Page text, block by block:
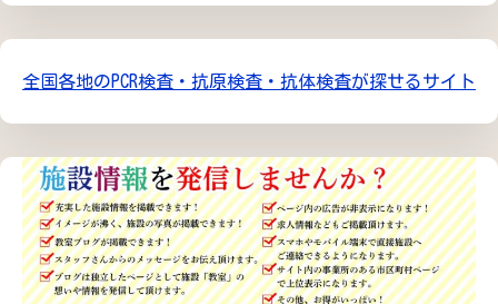
全国各地のPCR検査・抗原検査・抗体検査が探せるサイト